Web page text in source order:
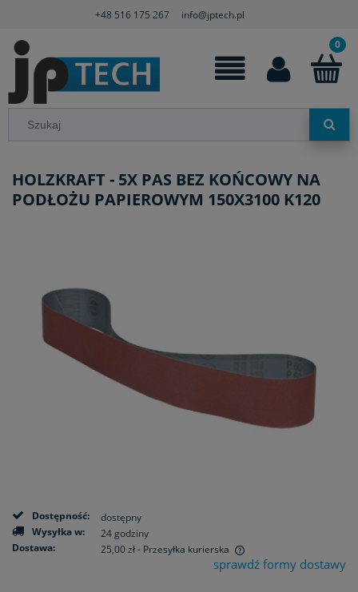
+48 516 175 267 info@jptech.pl
HOLZKRAFT - 5X PAS BEZ KOŃCOWY NA
PODŁOŻU PAPIEROWYM 150X3100 K120
Dostępność:
dostępny
Wysyłka w:
24 godziny
Dostawa:
25,00 zł - Przesyłka kurierska
Cena nie zawiera ewentualnych kosztów płatnościsprawdź formy dostawy